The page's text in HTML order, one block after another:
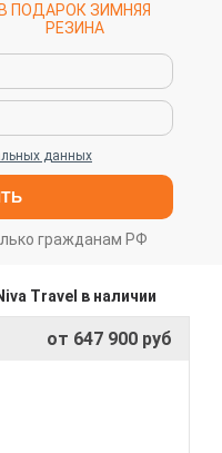
В ПОДАРОК ЗИМНЯЯ
РЕЗИНА
данных
гражданам РФ
Travel в наличии
от 647 900 руб